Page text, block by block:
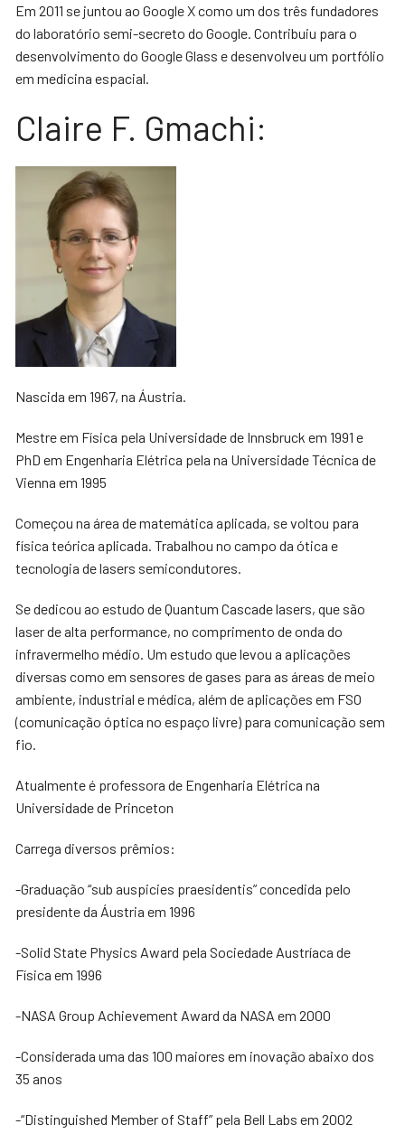
Em 2011 se juntou ao Google X como um dos três fundadores
do laboratório semi-secreto do Google. Contribuiu para o
desenvolvimento do Google Glass e desenvolveu um portfólio
em medicina espacial.
Claire F. Gmachi:
Nascida em 1967, na Áustria.
Mestre em Física pela Universidade de Innsbruck em 1991 e
PhD em Engenharia Elétrica pela na Universidade Técnica de
Vienna em 1995
Começou na área de matemática aplicada, se voltou para
física teórica aplicada. Trabalhou no campo da ótica e
tecnologia de lasers semicondutores.
Se dedicou ao estudo de Quantum Cascade lasers, que são
laser de alta performance, no comprimento de onda do
infravermelho médio. Um estudo que levou a aplicações
diversas como em sensores de gases para as áreas de meio
ambiente, industrial e médica, além de aplicações em FSO
(comunicação óptica no espaço livre) para comunicação sem
fio.
Atualmente é professora de Engenharia Elétrica na
Universidade de Princeton
Carrega diversos prêmios:
-Graduação “sub auspicies praesidentis” concedida pelo
presidente da Áustria em 1996
-Solid State Physics Award pela Sociedade Austríaca de
Física em 1996
-NASA Group Achievement Award da NASA em 2000
-Considerada uma das 100 maiores em inovação abaixo dos
35 anos
-“Distinguished Member of Staff” pela Bell Labs em 2002